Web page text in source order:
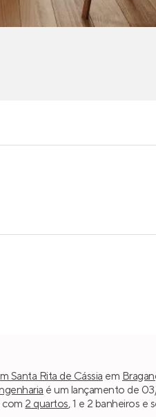
Santa Rita de Cássia em
é um lançamento de
com 2 quartos, 1 e 2 banheiros e